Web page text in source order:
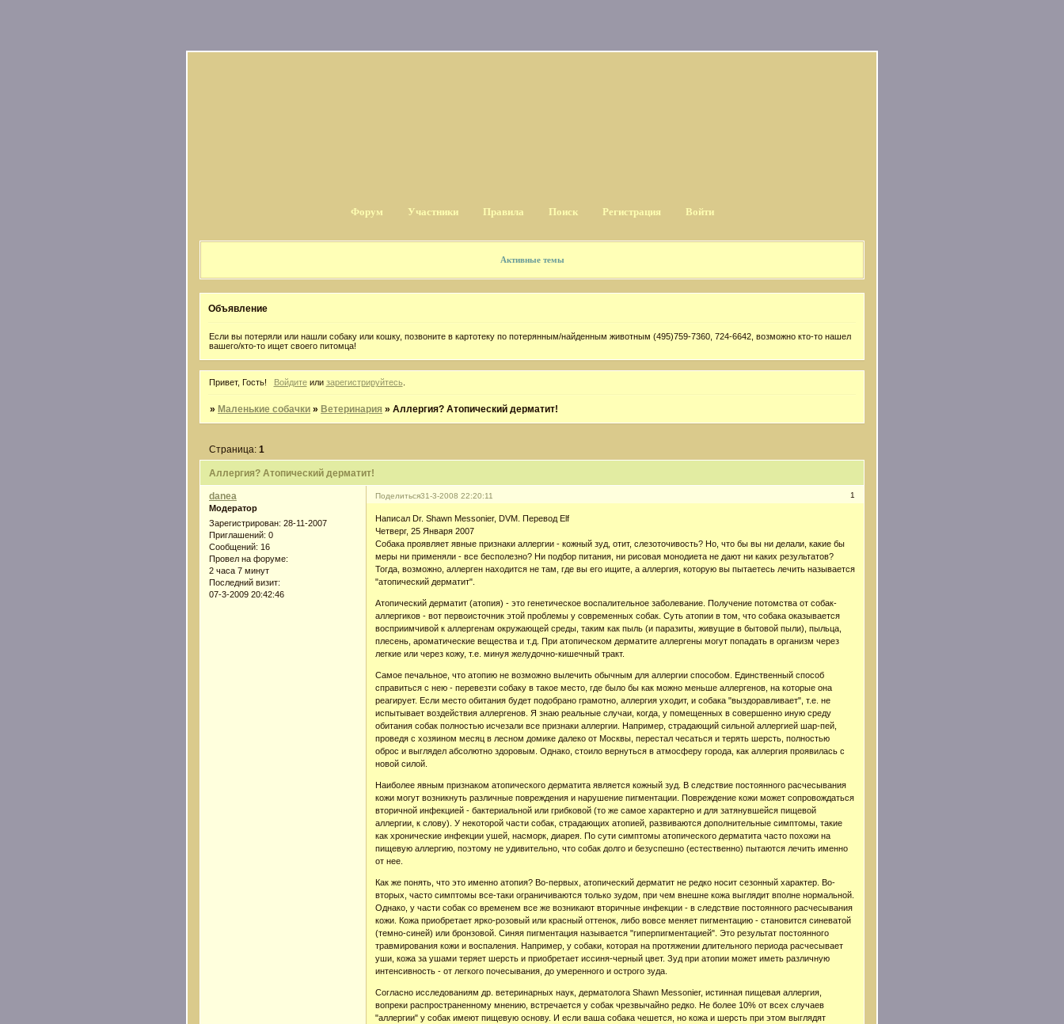
Форум Участники Правила Поиск Регистрация Войти
Активные темы
Объявление
Если вы потеряли или нашли собаку или кошку, позвоните в картотеку по потерянным/найденным животным (495)759-7360, 724-6642, возможно кто-то нашел
вашего/кто-то ищет своего питомца!
Привет, Гость! Войдитеили зарегистрируйтесь
» Маленькие собачки » Ветеринария »Аллергия? Атопический дерматит!
Аллергия? Атопический дерматит!
Страница:1
Поделиться 1
31-3-2008 22:20:11
danea
Модератор
Зарегистрирован: 28-11-2007
Приглашений: 0
Сообщений: 16
Провел на форуме:
2 часа 7 минут
Последний визит:
07-3-2009 20:42:46
Написал Dr. Shawn Messonier, DVM. Перевод Elf
Четверг, 25 Января 2007
Собака проявляет явные признаки аллергии - кожный зуд, отит, слезоточивость? Но, что бы вы ни делали, какие бы
меры ни применяли - все бесполезно? Ни подбор питания, ни рисовая монодиета не дают ни каких результатов?
Тогда, возможно, аллерген находится не там, где вы его ищите, а аллергия, которую вы пытаетесь лечить называется
"атопический дерматит".
Атопический дерматит (атопия) - это генетическое воспалительное заболевание. Получение потомства от собак-
аллергиков - вот первоисточник этой проблемы у современных собак. Суть атопии в том, что собака оказывается
восприимчивой к аллергенам окружающей среды, таким как пыль (и паразиты, живущие в бытовой пыли), пыльца,
плесень, ароматические вещества и т.д. При атопическом дерматите аллергены могут попадать в организм через
легкие или через кожу, т.е. минуя желудочно-кишечный тракт.
Самое печальное, что атопию не возможно вылечить обычным для аллергии способом. Единственный способ
справиться с нею - перевезти собаку в такое место, где было бы как можно меньше аллергенов, на которые она
реагирует. Если место обитания будет подобрано грамотно, аллергия уходит, и собака "выздоравливает", т.е. не
испытывает воздействия аллергенов. Я знаю реальные случаи, когда, у помещенных в совершенно иную среду
обитания собак полностью исчезали все признаки аллергии. Например, страдающий сильной аллергией шар-пей,
проведя с хозяином месяц в лесном домике далеко от Москвы, перестал чесаться и терять шерсть, полностью
оброс и выглядел абсолютно здоровым. Однако, стоило вернуться в атмосферу города, как аллергия проявилась с
новой силой.
Наиболее явным признаком атопического дерматита является кожный зуд. В следствие постоянного расчесывания
кожи могут возникнуть различные повреждения и нарушение пигментации. Повреждение кожи может сопровождаться
вторичной инфекцией - бактериальной или грибковой (то же самое характерно и для затянувшейся пищевой
аллергии, к слову). У некоторой части собак, страдающих атопией, развиваются дополнительные симптомы, такие
как хронические инфекции ушей, насморк, диарея. По сути симптомы атопического дерматита часто похожи на
пищевую аллергию, поэтому не удивительно, что собак долго и безуспешно (естественно) пытаются лечить именно
от нее.
Как же понять, что это именно атопия? Во-первых, атопический дерматит не редко носит сезонный характер. Во-
вторых, часто симптомы все-таки ограничиваются только зудом, при чем внешне кожа выглядит вполне нормальной.
Однако, у части собак со временем все же возникают вторичные инфекции - в следствие постоянного расчесывания
кожи. Кожа приобретает ярко-розовый или красный оттенок, либо вовсе меняет пигментацию - становится синеватой
(темно-синей) или бронзовой. Синяя пигментация называется "гиперпигментацией". Это результат постоянного
травмирования кожи и воспаления. Например, у собаки, которая на протяжении длительного периода расчесывает
уши, кожа за ушами теряет шерсть и приобретает иссиня-черный цвет. Зуд при атопии может иметь различную
интенсивность - от легкого почесывания, до умеренного и острого зуда.
Согласно исследованиям др. ветеринарных наук, дерматолога Shawn Messonier, истинная пищевая аллергия,
вопреки распространенному мнению, встречается у собак чрезвычайно редко. Не более 10% от всех случаев
"аллергии" у собак имеют пищевую основу. И если ваша собака чешется, но кожа и шерсть при этом выглядят